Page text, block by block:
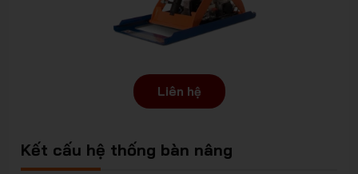
trữ thông
Liên hệ
Kết cấu hệ thống bàn nâng